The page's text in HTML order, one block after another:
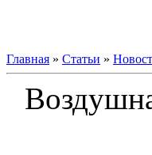
Главная » Статьи »